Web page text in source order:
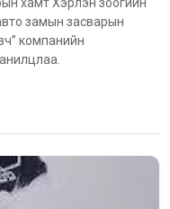
замын засварын
компанийн